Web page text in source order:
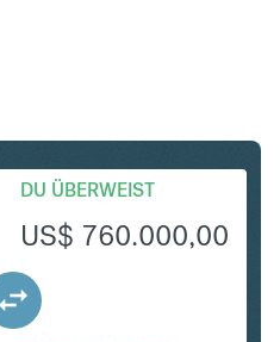
DU ÜBERWEIST
US$ 760.000,00